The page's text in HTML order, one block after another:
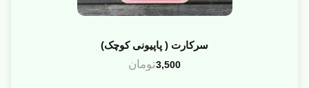
سرکارت ( پاپیونی کوچک)
3,500تومان